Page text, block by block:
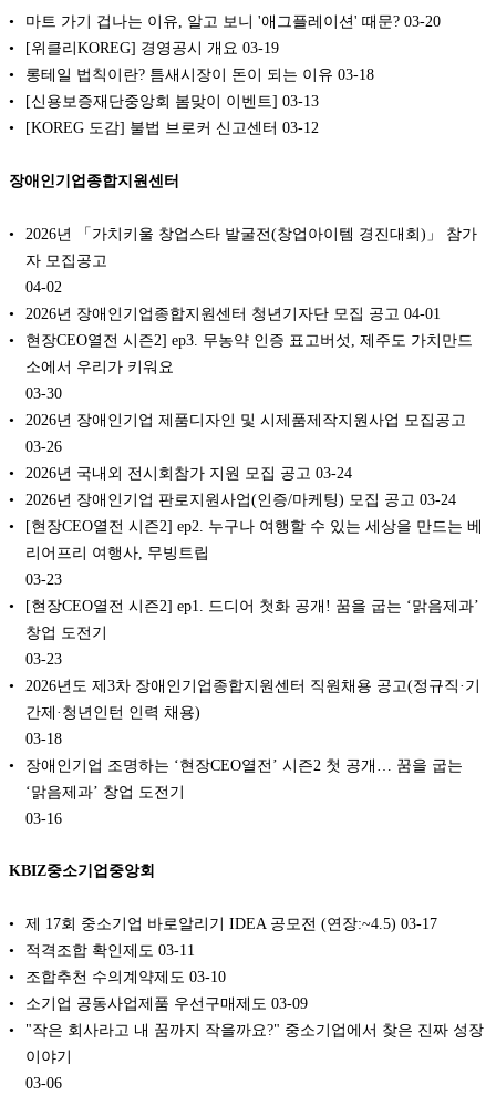
마트 가기 겁나는 이유, 알고 보니 '애그플레이션' 때문? 03-20
[위클리KOREG] 경영공시 개요 03-19
롱테일 법칙이란? 틈새시장이 돈이 되는 이유 03-18
[신용보증재단중앙회 봄맞이 이벤트] 03-13
[KOREG 도감] 불법 브로커 신고센터 03-12
장애인기업종합지원센터
2026년 「가치키울 창업스타 발굴전(창업아이템 경진대회)」 참가
자 모집공고
04-02
2026년 장애인기업종합지원센터 청년기자단 모집 공고 04-01
현장CEO열전 시즌2] ep3. 무농약 인증 표고버섯, 제주도 가치만드
소에서 우리가 키워요
03-30
2026년 장애인기업 제품디자인 및 시제품제작지원사업 모집공고
03-26
2026년 국내외 전시회참가 지원 모집 공고 03-24
2026년 장애인기업 판로지원사업(인증/마케팅) 모집 공고 03-24
[현장CEO열전 시즌2] ep2. 누구나 여행할 수 있는 세상을 만드는 베
리어프리 여행사, 무빙트립
03-23
[현장CEO열전 시즌2] ep1. 드디어 첫화 공개! 꿈을 굽는 ‘맑음제과’
창업 도전기
03-23
2026년도 제3차 장애인기업종합지원센터 직원채용 공고(정규직·기
간제·청년인턴 인력 채용)
03-18
장애인기업 조명하는 ‘현장CEO열전’ 시즌2 첫 공개… 꿈을 굽는
‘맑음제과’ 창업 도전기
03-16
KBIZ중소기업중앙회
제 17회 중소기업 바로알리기 IDEA 공모전 (연장:~4.5) 03-17
적격조합 확인제도 03-11
조합추천 수의계약제도 03-10
소기업 공동사업제품 우선구매제도 03-09
"작은 회사라고 내 꿈까지 작을까요?" 중소기업에서 찾은 진짜 성장
이야기
03-06